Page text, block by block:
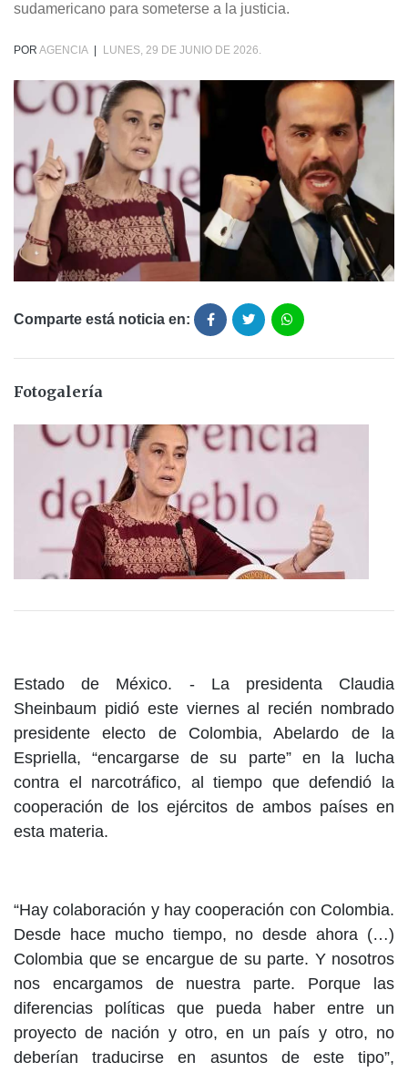
sudamericano para someterse a la justicia.
POR AGENCIA LUNES, 29 DE JUNIO DE 2026.
Comparte está noticia en:
Fotogalería
Estado de México. - La presidenta Claudia
Sheinbaum pidió este viernes al recién nombrado
presidente electo de Colombia, Abelardo de la
Espriella, “encargarse de su parte” en la lucha
contra el narcotráfico, al tiempo que defendió la
cooperación de los ejércitos de ambos países en
esta materia.
“Hay colaboración y hay cooperación con Colombia.
Desde hace mucho tiempo, no desde ahora (…)
Colombia que se encargue de su parte. Y nosotros
nos encargamos de nuestra parte. Porque las
diferencias políticas que pueda haber entre un
proyecto de nación y otro, en un país y otro, no
deberían traducirse en asuntos de este tipo”,